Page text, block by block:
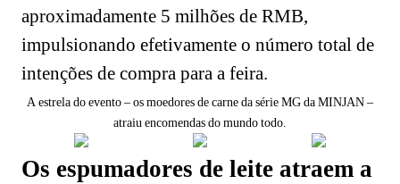
aproximadamente 5 milhões de RMB,
impulsionando efetivamente o número total de
intenções de compra para a feira.
A estrela do evento – os moedores de carne da série MG da MINJAN –
atraiu encomendas do mundo todo.
Os espumadores de leite atraem a